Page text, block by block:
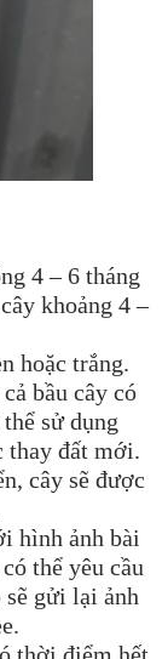
4 – 6 tháng
khoảng 4 –
hoặc trắng.
bầu cây có
sử dụng
thay đất mới.
cây sẽ được
hình ảnh bài
thể yêu cầu
sẽ gửi lại ảnh